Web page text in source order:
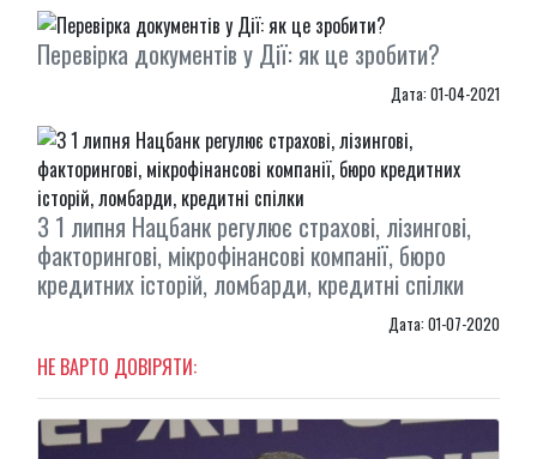
Перевірка документів у Дії: як це зробити?
Дата: 01-04-2021
З 1 липня Нацбанк регулює страхові, лізингові,
факторингові, мікрофінансові компанії, бюро
кредитних історій, ломбарди, кредитні спілки
Дата: 01-07-2020
НЕ ВАРТО ДОВІРЯТИ: